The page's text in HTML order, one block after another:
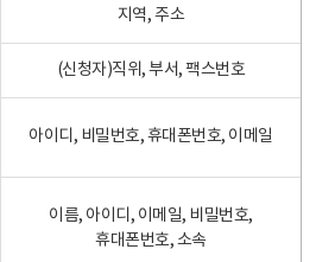
지역, 주소
(신청자)직위, 부서, 팩스번호
아이디, 비밀번호, 휴대폰번호, 이메일
이름, 아이디, 이메일, 비밀번호,
휴대폰번호, 소속